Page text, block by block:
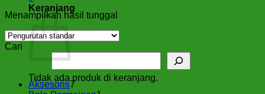
Keranjang
Tidak ada produk di keranjang.
Menampilkan hasil tunggal
Cari
Aksesoris77